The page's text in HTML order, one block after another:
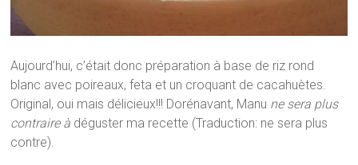
Aujourd’hui, c’était donc préparation à base de riz rond
blanc avec poireaux, feta et un croquant de cacahuètes.
Original, oui mais délicieux!!! Dorénavant, Manu ne sera plus
contraire à déguster ma recette (Traduction: ne sera plus
contre).